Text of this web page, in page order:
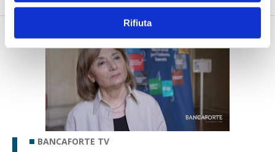
Rifiuta
BANCAFORTE TV